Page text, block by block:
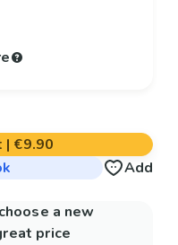
| €9.90
Add
a new
price